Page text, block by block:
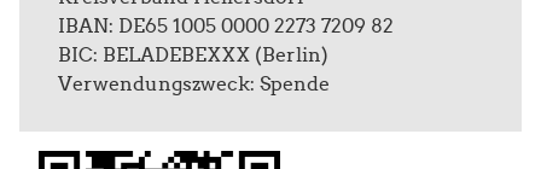
IBAN: DE65 1005 0000 2273 7209 82
BIC: BELADEBEXXX (Berlin)
Verwendungszweck: Spende